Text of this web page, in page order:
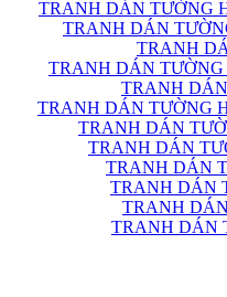
TRANH DÁN TƯỜNG
TRANH DÁN
TRANH
TRANH DÁN
TRANH
TRANH DÁN TƯỜNG
TRANH DÁN
TRANH DÁN
TRANH DÁN
TRANH DÁN
TRANH
TRANH DÁN